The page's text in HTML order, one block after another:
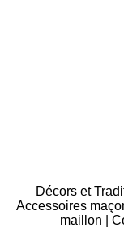
Décors et
Accessoires
maillon |